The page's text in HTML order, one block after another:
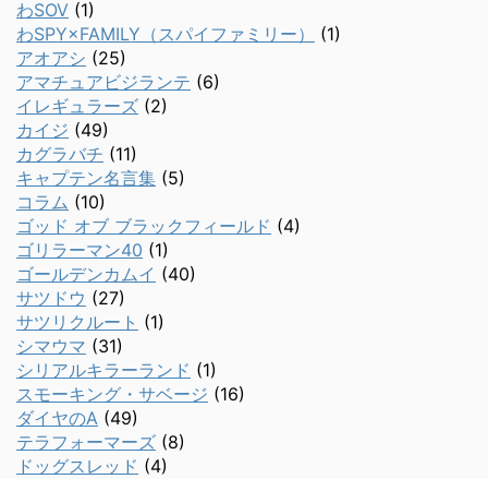
わSOV (1)
わSPY×FAMILY（スパイファミリー）
(1)
アオアシ (25)
アマチュアビジランテ (6)
イレギュラーズ (2)
カイジ (49)
カグラバチ (11)
キャプテン名言集 (5)
コラム (10)
ゴッド オブ ブラックフィールド (4)
ゴリラーマン40 (1)
ゴールデンカムイ (40)
サツドウ (27)
サツリクルート (1)
シマウマ (31)
シリアルキラーランド (1)
スモーキング・サベージ (16)
ダイヤのA (49)
テラフォーマーズ (8)
ドッグスレッド (4)